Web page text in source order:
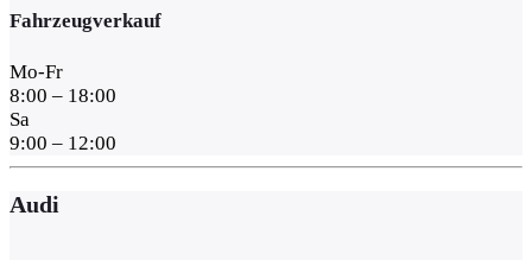
Fahrzeugverkauf
Mo-Fr
8:00 – 18:00
Sa
9:00 – 12:00
Audi